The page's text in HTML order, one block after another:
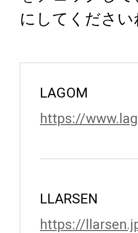
にしてください
LAGOM
https://
LLARSEN
https://